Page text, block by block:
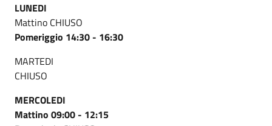
LUNEDI
Mattino CHIUSO
Pomeriggio 14:30 - 16:30
MARTEDI
CHIUSO
MERCOLEDI
Mattino 09:00 - 12:15